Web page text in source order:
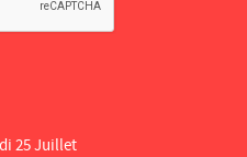
25 Juillet